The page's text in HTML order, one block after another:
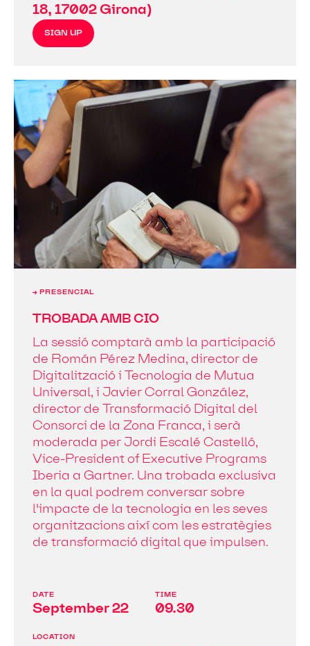
18, 17002 Girona)
SIGN UP
→ PRESENCIAL
TROBADA AMB CIO
La sessió comptarà amb la participació
de Román Pérez Medina, director de
Digitalització i Tecnologia de Mutua
Universal, i Javier Corral González,
director de Transformació Digital del
Consorci de la Zona Franca, i serà
moderada per Jordi Escalé Castelló,
Vice-President of Executive Programs
Iberia a Gartner. Una trobada exclusiva
en la qual podrem conversar sobre
l'impacte de la tecnologia en les seves
organitzacions així com les estratègies
de transformació digital que impulsen.
DATE TIME
September 22 09.30
LOCATION